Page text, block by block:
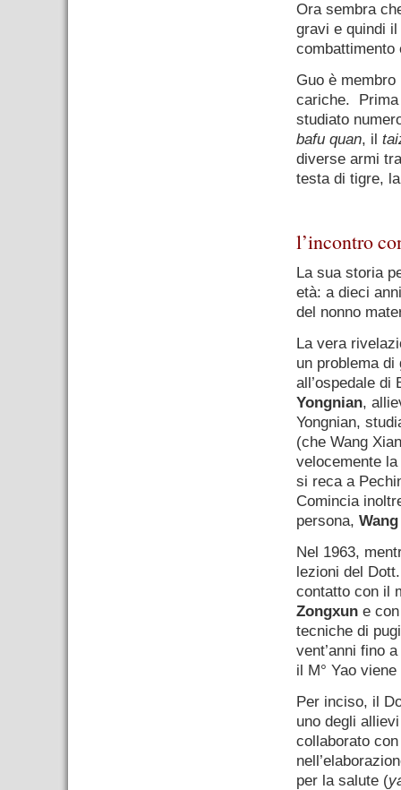
Ora sembra
gravi e quindi il
combattimento
Guo è
cariche. Prima
studiato
bafu quan, il
diverse armi
testa di tigre,
l’incontro
La sua storia
età: a dieci
del nonno
La vera
un problema
all’ospedale
Yongnian,
Yongnian,
(che Wang
velocemente
si reca a
Comincia
persona,
Nel 1963,
lezioni del
contatto con il
Zongxun e
tecniche di
vent’anni fino
il M° Yao
Per inciso, il
uno degli
collaborato
per la salute (